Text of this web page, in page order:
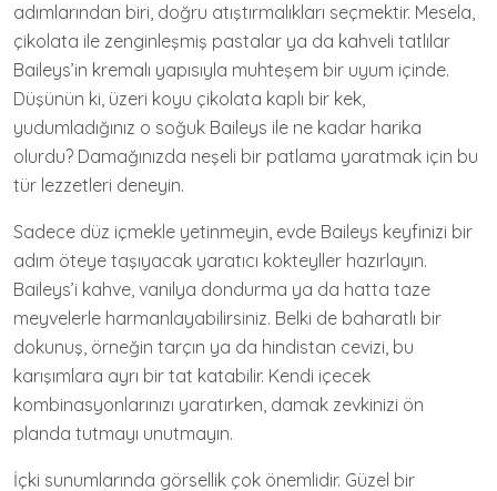
adımlarından biri, doğru atıştırmalıkları seçmektir. Mesela,
çikolata ile zenginleşmiş pastalar ya da kahveli tatlılar
Baileys’in kremalı yapısıyla muhteşem bir uyum içinde.
Düşünün ki, üzeri koyu çikolata kaplı bir kek,
yudumladığınız o soğuk Baileys ile ne kadar harika
olurdu? Damağınızda neşeli bir patlama yaratmak için bu
tür lezzetleri deneyin.
Sadece düz içmekle yetinmeyin, evde Baileys keyfinizi bir
adım öteye taşıyacak yaratıcı kokteyller hazırlayın.
Baileys’i kahve, vanilya dondurma ya da hatta taze
meyvelerle harmanlayabilirsiniz. Belki de baharatlı bir
dokunuş, örneğin tarçın ya da hindistan cevizi, bu
karışımlara ayrı bir tat katabilir. Kendi içecek
kombinasyonlarınızı yaratırken, damak zevkinizi ön
planda tutmayı unutmayın.
İçki sunumlarında görsellik çok önemlidir. Güzel bir